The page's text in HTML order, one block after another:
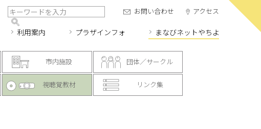
利用案内 プラザインフォ まなびネットやちよ
お問い合わせ アクセス
市内施設 団体／サークル
視聴覚教材 リンク集